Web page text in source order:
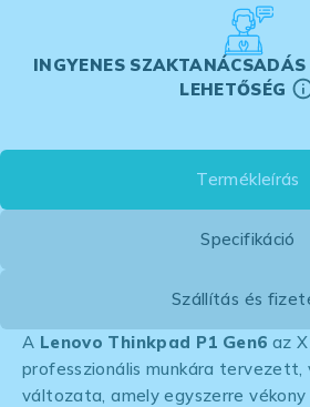
INGYENES
LEHETŐSÉG
Termékleírás
Specifikáció
Szállítás és
A Lenovo Thinkpad P1 Gen6 az
professzionális munkára tervezett,
változata, amely egyszerre vékony